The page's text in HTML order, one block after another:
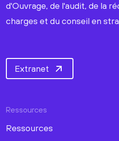
d'Ouvrage, de l'audit, de la
charges et du conseil en
Extranet
Ressources
Ressources